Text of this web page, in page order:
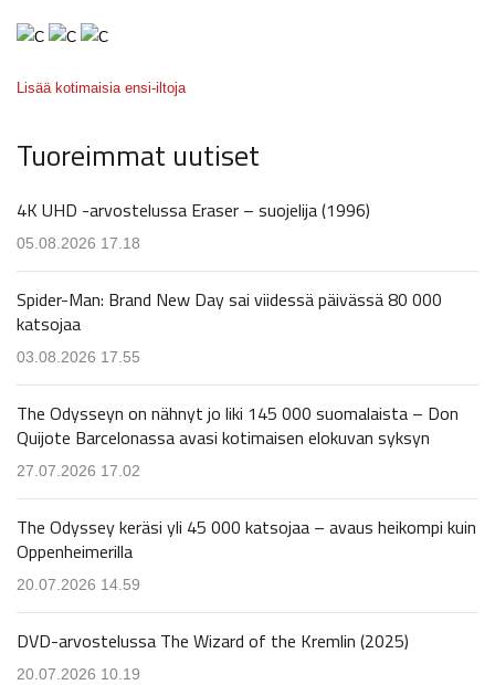
Lisää kotimaisia ensi-iltoja
Tuoreimmat uutiset
4K UHD -arvostelussa Eraser – suojelija (1996)
05.08.2026 17.18
Spider-Man: Brand New Day sai viidessä päivässä 80 000
katsojaa
03.08.2026 17.55
The Odysseyn on nähnyt jo liki 145 000 suomalaista – Don
Quijote Barcelonassa avasi kotimaisen elokuvan syksyn
27.07.2026 17.02
The Odyssey keräsi yli 45 000 katsojaa – avaus heikompi kuin
Oppenheimerilla
20.07.2026 14.59
DVD-arvostelussa The Wizard of the Kremlin (2025)
20.07.2026 10.19